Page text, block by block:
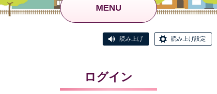
MENU
読み上げ 読み上げ設定
ログイン